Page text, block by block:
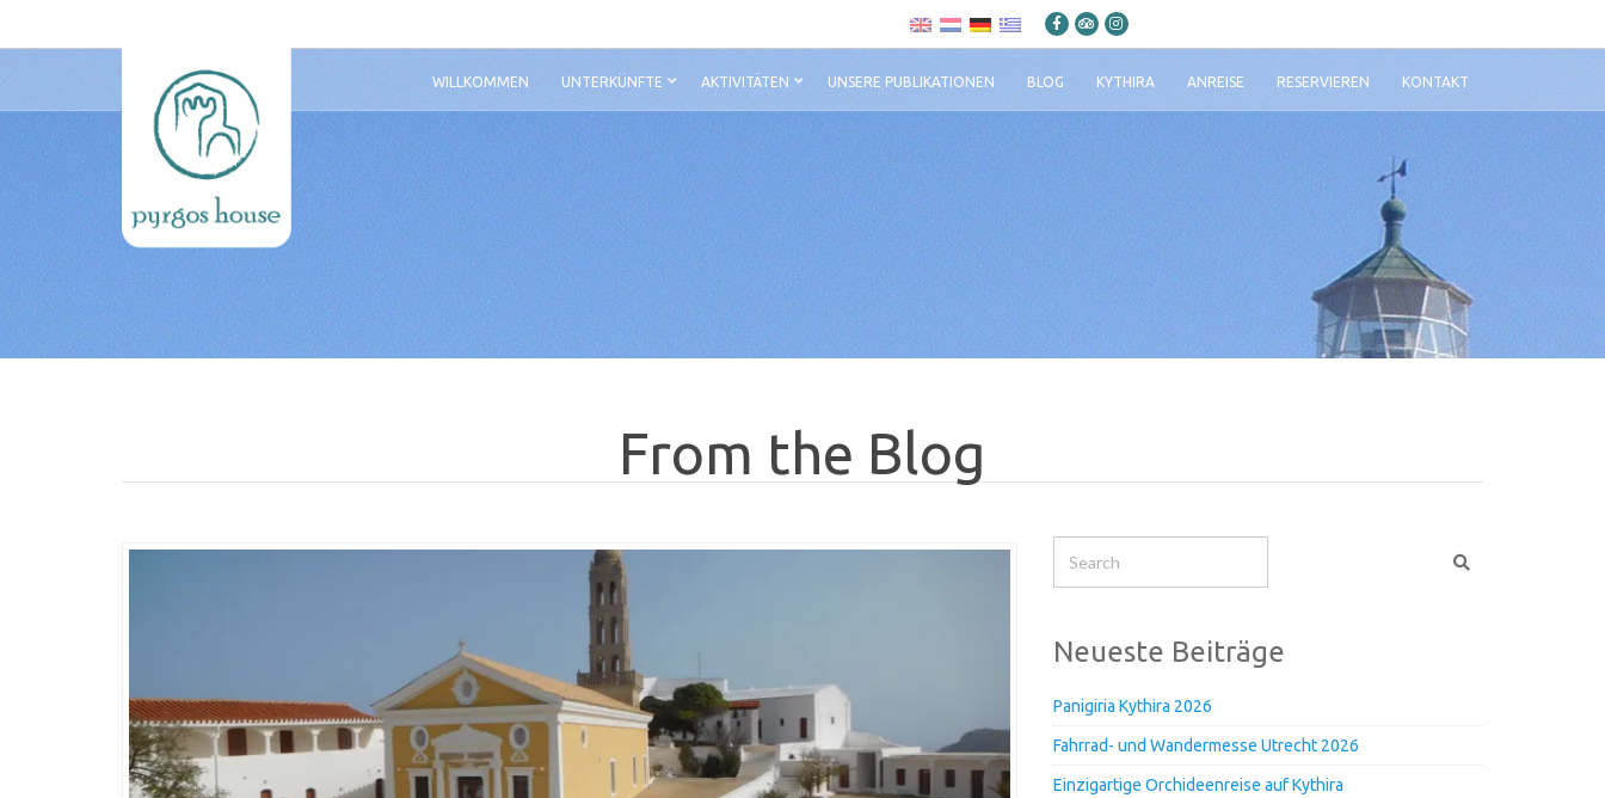
WILLKOMMEN UNTERKÜNFTE AKTIVITÄTEN UNSERE PUBLIKATIONEN BLOG KYTHIRA ANREISE RESERVIEREN KONTAKT
From the Blog
Neueste Beiträge
Panigiria Kythira 2026
Fahrrad- und Wandermesse Utrecht 2026
Einzigartige Orchideenreise auf Kythira